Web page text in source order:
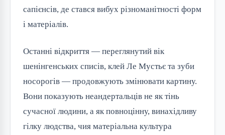
сапієнсів, де стався вибух різноманітності форм
і матеріалів.
Останні відкриття — переглянутий вік
шенінгенських списів, клей Ле Мустьє та зуби
носорогів — продовжують змінювати картину.
Вони показують неандертальців не як тінь
сучасної людини, а як повноцінну, винахідливу
гілку людства, чия матеріальна культура